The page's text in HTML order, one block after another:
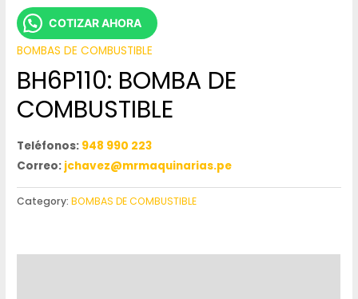
COTIZAR AHORA
BOMBAS DE COMBUSTIBLE
BH6P110: BOMBA DE
COMBUSTIBLE
Teléfonos: 948 990 223
Correo: jchavez@mrmaquinarias.pe
Category:BOMBAS DE COMBUSTIBLE